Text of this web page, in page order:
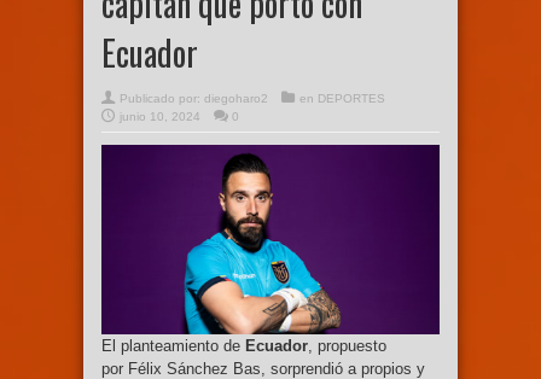
Ecuador
Publicado por: diegoharo2 en DEPORTES
junio 10, 2024
0
El planteamiento de Ecuador , propuesto
por Félix Sánchez Bas, sorprendió a propios y